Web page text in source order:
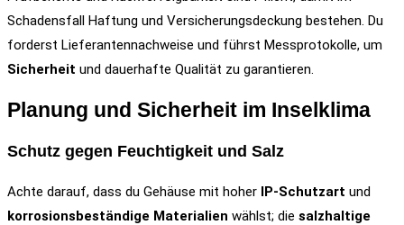
Schadensfall Haftung und Versicherungsdeckung bestehen. Du
forderst Lieferantennachweise und führst Messprotokolle, um
Sicherheit und dauerhafte Qualität zu garantieren.
Planung und Sicherheit im Inselklima
Schutz gegen Feuchtigkeit und Salz
Achte darauf, dass du Gehäuse mit hoher IP-Schutzart und
korrosionsbeständige Materialien wählst; die salzhaltige